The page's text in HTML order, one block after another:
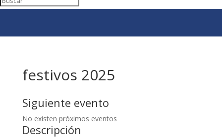
festivos 2025
Siguiente evento
No existen próximos eventos
Descripción